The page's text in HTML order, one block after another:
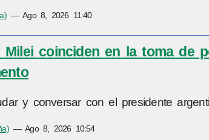
—Ago 8, 2026 11:40
Milei coinciden en la toma de
y conversar con el presidente
—Ago 8, 2026 10:54